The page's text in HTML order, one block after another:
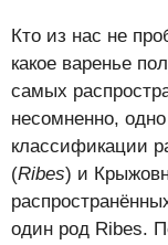
Кто из нас не
какое варенье
самых
несомненно,
классификации
(Ribes) и
один род Ribes.